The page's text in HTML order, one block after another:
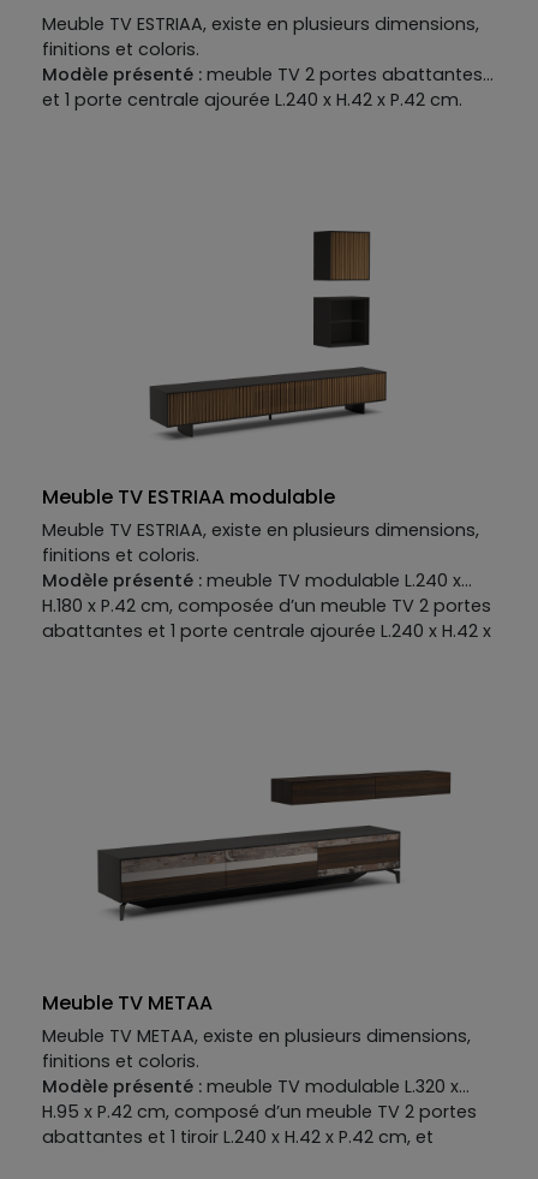
Meuble TV ESTRIAA, existe en plusieurs dimensions,
finitions et coloris.
Modèle présenté :meuble TV 2 portes abattantes
et 1 porte centrale ajourée L.240 x H.42 x P.42 cm.
Meuble TV ESTRIAA modulable
Meuble TV ESTRIAA, existe en plusieurs dimensions,
finitions et coloris.
Modèle présenté : meuble TV modulable L.240 x
H.180 x P.42 cm, composée d’un meuble TV 2 portes
abattantes et 1 porte centrale ajourée L.240 x H.42 x
Meuble TV METAA
Meuble TV METAA, existe en plusieurs dimensions,
finitions et coloris.
Modèle présenté :meuble TV modulable L.320 x
H.95 x P.42 cm, composé d’un meuble TV 2 portes
abattantes et 1 tiroir L.240 x H.42 x P.42 cm, et